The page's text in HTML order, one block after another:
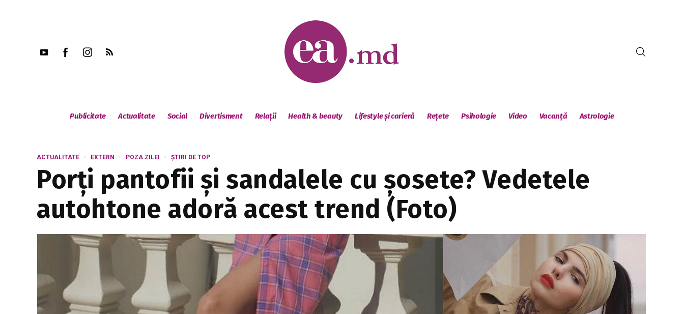
Publicitate Actualitate Social Divertisment Relații Health & beauty Lifestyle și carieră Rețete Psihologie Video Vacanță Astrologie
ACTUALITATE EXTERN POZA ZILEI ȘTIRI DE TOP
Porți pantofii și sandalele cu șosete? Vedetele
autohtone adoră acest trend (Foto)